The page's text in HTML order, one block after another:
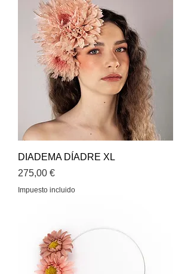
DIADEMA DÍADRE XL
Precio
275,00 €
Impuesto incluido